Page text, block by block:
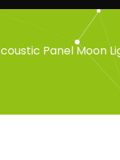
Panel Moon